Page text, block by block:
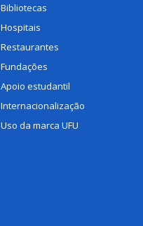
Bibliotecas
Hospitais
Restaurantes
Fundações
Apoio estudantil
Internacionalização
Uso da marca UFU